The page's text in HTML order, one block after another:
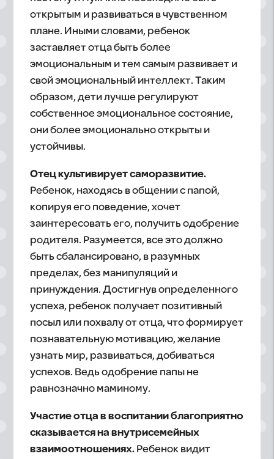
открытым и развиваться в чувственном
плане. Иными словами, ребенок
заставляет отца быть более
эмоциональным и тем самым развивает и
свой эмоциональный интеллект. Таким
образом, дети лучше регулируют
собственное эмоциональное состояние,
они более эмоционально открыты и
устойчивы.
Отец культивирует саморазвитие.
Ребенок, находясь в общении с папой,
копируя его поведение, хочет
заинтересовать его, получить одобрение
родителя. Разумеется, все это должно
быть сбалансировано, в разумных
пределах, без манипуляций и
принуждения. Достигнув определенного
успеха, ребенок получает позитивный
посыл или похвалу от отца, что формирует
познавательную мотивацию, желание
узнать мир, развиваться, добиваться
успехов. Ведь одобрение папы не
равнозначно маминому.
Участие отца в воспитании благоприятно
сказывается на внутрисемейных
взаимоотношениях. Ребенок видит